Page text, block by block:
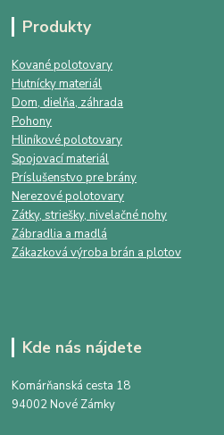
Produkty
Kované polotovary
Hutnícky materiál
Dom, dielňa, záhrada
Pohony
Hliníkové polotovary
Spojovací materiál
Príslušenstvo pre brány
Nerezové polotovary
Zátky, striešky, nivelačné nohy
Zábradlia a madlá
Zákazková výroba brán a plotov
Kde nás nájdete
Komárňanská cesta 18
94002 Nové Zámky